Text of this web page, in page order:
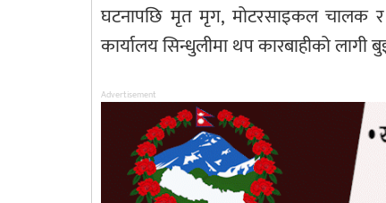
घटनापछि मृत मृग, मोटरसाइकल चालक र
कार्यालय सिन्धुलीमा थप कारबाहीको लागी
Advertisement